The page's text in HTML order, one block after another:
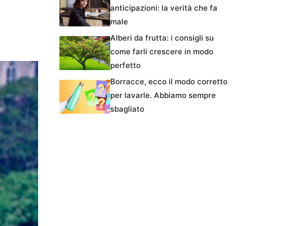
anticipazioni: la verità che fa
male
Alberi da frutta: i consigli su
come farli crescere in modo
perfetto
Borracce, ecco il modo corretto
per lavarle. Abbiamo sempre
sbagliato